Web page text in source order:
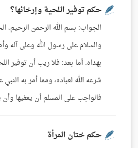
حكم توفير اللحية وإرخائها؟
الجواب: بسم الله الرحمن الرحيم،
والسلام على رسول الله وعلى آله
بهداه. أما بعد: فلا ريب أن توفير
شرعه الله لعباده، ومما أمر به النبي
فالواجب على المسلم أن يعفيها وأن
حكم ختان المرأة